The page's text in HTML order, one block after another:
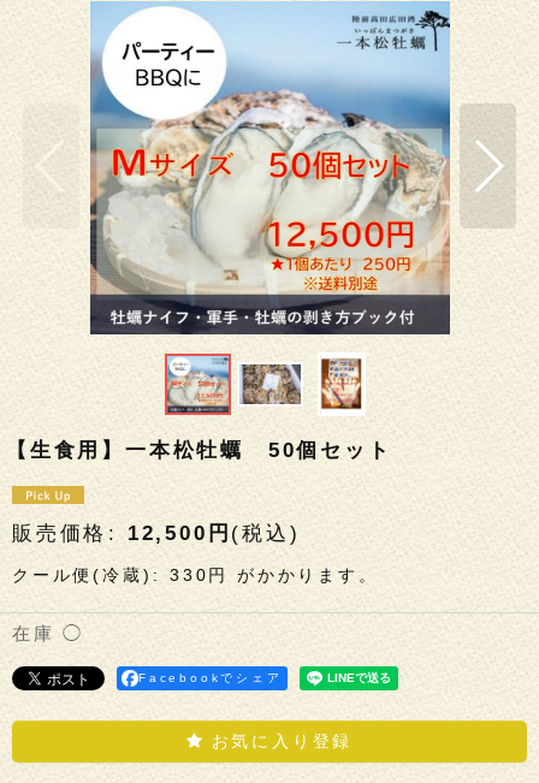
【生食用】一本松牡蠣 50個セット
販売価格 : 12,500 円 (税込)
クール便(冷蔵) : 330円 がかかります。
◯
Facebookでシェア
お気に入り登録